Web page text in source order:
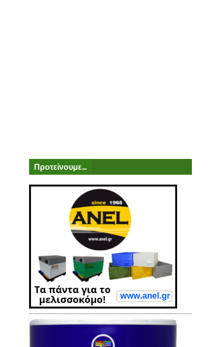
Προτείνουμε...